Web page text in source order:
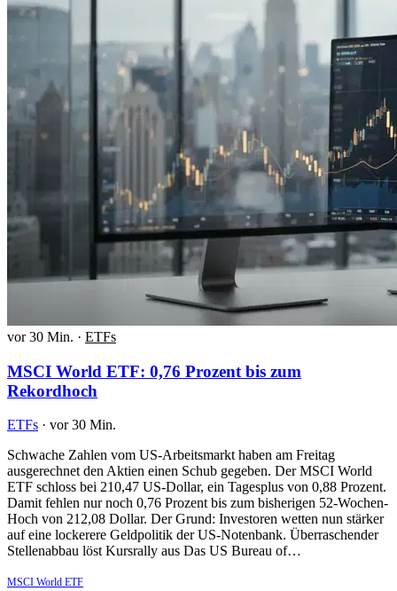
vor 30 Min. · ETFs
MSCI World ETF: 0,76 Prozent bis zum
Rekordhoch
ETFs · vor 30 Min.
Schwache Zahlen vom US-Arbeitsmarkt haben am Freitag
ausgerechnet den Aktien einen Schub gegeben. Der MSCI World
ETF schloss bei 210,47 US-Dollar, ein Tagesplus von 0,88 Prozent.
Damit fehlen nur noch 0,76 Prozent bis zum bisherigen 52-Wochen-
Hoch von 212,08 Dollar. Der Grund: Investoren wetten nun stärker
auf eine lockerere Geldpolitik der US-Notenbank. Überraschender
Stellenabbau löst Kursrally aus Das US Bureau of…
MSCI World ETF